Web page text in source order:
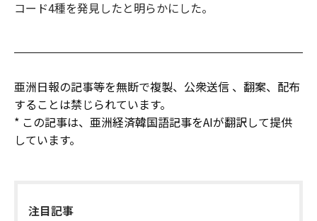
コード4種を発見したと明らかにした。
亜洲日報の記事等を無断で複製、公衆送信 、翻案、配布
することは禁じられています。
* この記事は、亜洲経済韓国語記事をAIが翻訳して提供
しています。
注目記事